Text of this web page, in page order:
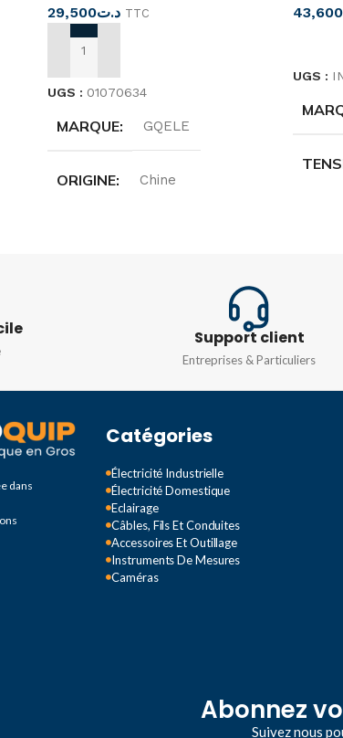
د.ت29,500 TTC
AJOUTER AU PANIER
UGS : 01070634
MARQUE GQELE
ORIGINE Chine
50/60HZ
43,600
UGS :
Support client
Entreprises & Particuliers
dans
Catégories
Électricité Industrielle
Électricité Domestique
Eclairage
Câbles, Fils Et Conduites
Accessoires Et Outillage
Instruments De Mesures
Caméras
Abonnez
Suivez nous